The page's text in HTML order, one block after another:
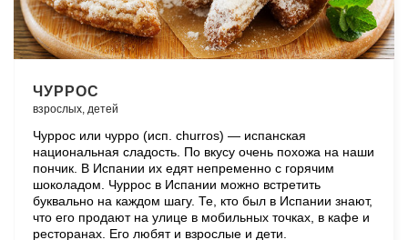
ЧУРРОС
взрослых, детей
Чуррос или чурро (исп. churros) — испанская
национальная сладость. По вкусу очень похожа на наши
пончик. В Испании их едят непременно с горячим
шоколадом. Чуррос в Испании можно встретить
буквально на каждом шагу. Те, кто был в Испании знают,
что его продают на улице в мобильных точках, в кафе и
ресторанах. Его любят и взрослые и дети.